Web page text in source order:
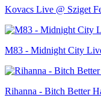
Kovacs Live @ Sziget
M83 - Midnight City
Rihanna - Bitch Better